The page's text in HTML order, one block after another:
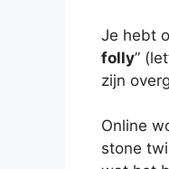
Je hebt
folly”
zijn
Online
stone